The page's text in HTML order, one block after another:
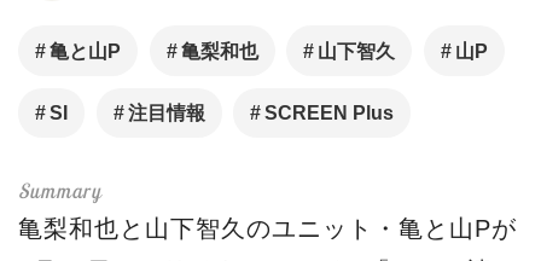
亀と山P 亀梨和也 山下智久 山P
SI 注目情報 SCREEN Plus
亀梨和也と山下智久のユニット・亀と山Pが